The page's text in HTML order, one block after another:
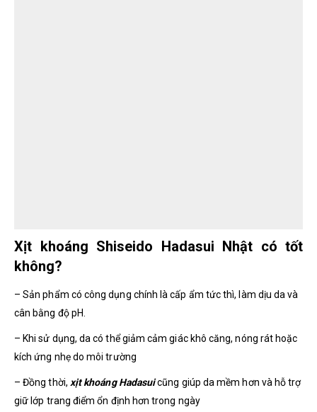
Xịt khoáng Shiseido Hadasui Nhật có tốt
không?
– Sản phẩm có công dụng chính là cấp ẩm tức thì, làm dịu da và
cân bằng độ pH.
– Khi sử dụng, da có thể giảm cảm giác khô căng, nóng rát hoặc
kích ứng nhẹ do môi trường
– Đồng thời, xịt khoáng Hadasuicũng giúp da mềm hơn và hỗ trợ
giữ lớp trang điểm ổn định hơn trong ngày